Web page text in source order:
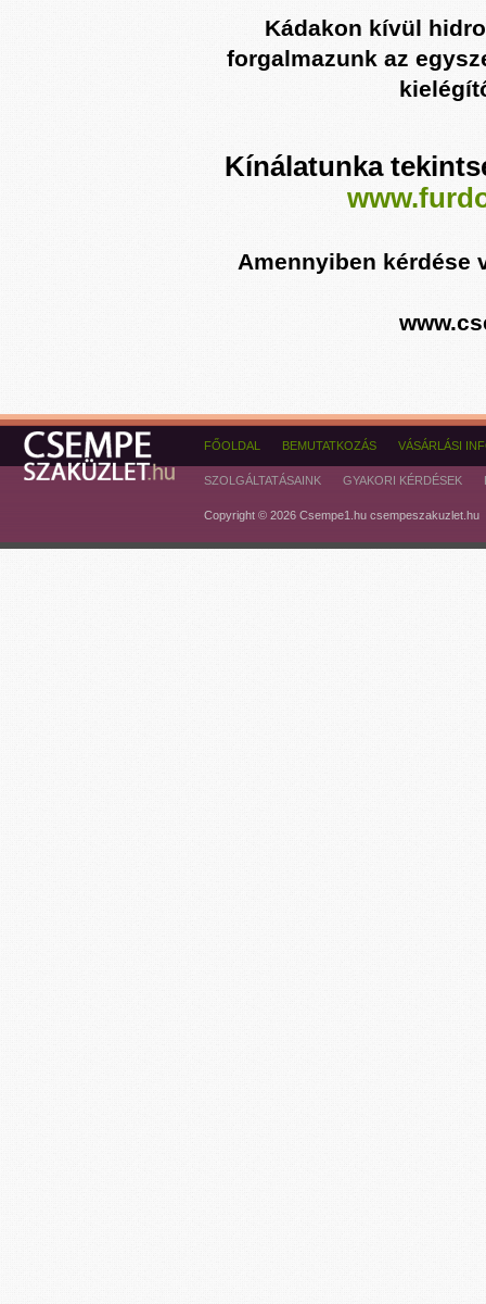
Kádakon kívül
forgalmazunk az
Kínálatunka
Amennyiben kérdése
FŐOLDAL BEMUTATKOZÁS VÁSÁRLÁSI
SZOLGÁLTATÁSAINK GYAKORI KÉRDÉSEK
Copyright © 2026 Csempe1.hu csempeszakuzlet.hu